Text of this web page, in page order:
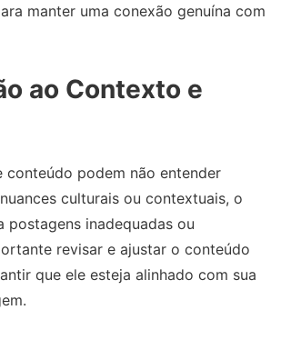
manter uma conexão genuína com
ao Contexto e
conteúdo podem não entender
culturais ou contextuais, o
postagens inadequadas ou
revisar e ajustar o conteúdo
que ele esteja alinhado com sua